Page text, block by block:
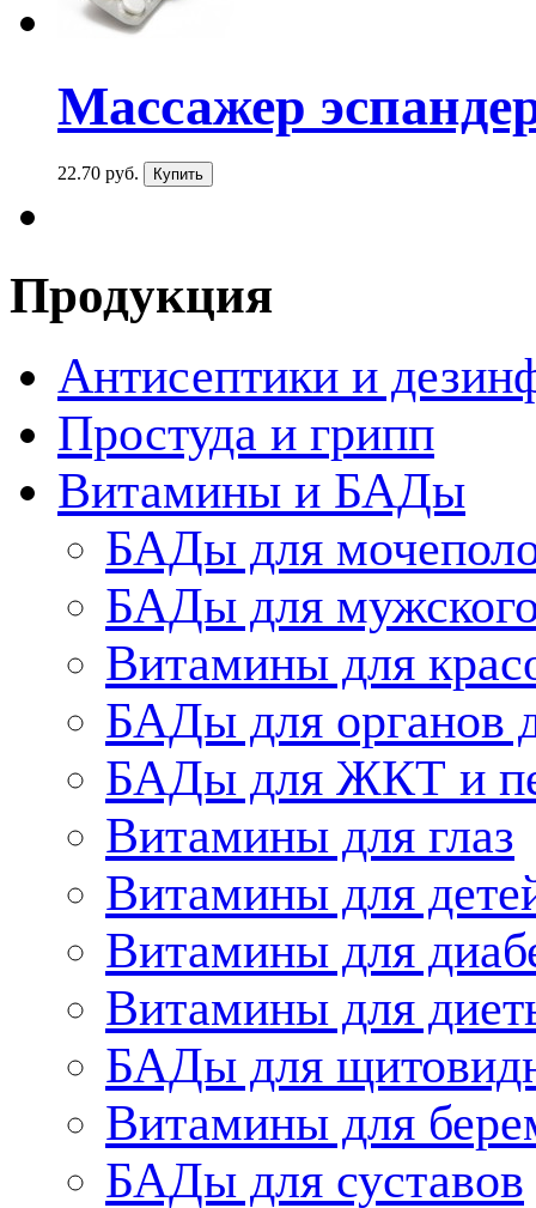
Массажер
22.70 руб.
Продукция
Антисептики и
Простуда и грипп
Витамины и БАДы
БАДы для
БАДы для
Витамины для
БАДы для органов
БАДы для ЖКТ и
Витамины для глаз
Витамины для
Витамины для
Витамины для
БАДы для
Витамины для
БАДы для суставов